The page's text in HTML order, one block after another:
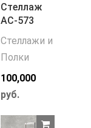
Стеллаж
АС-573
Стеллажи и
Полки
100,000
руб.